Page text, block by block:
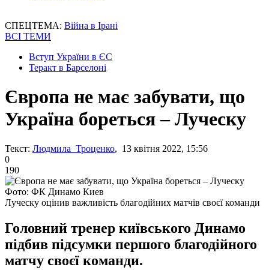
СПЕЦТЕМА: Війна в Ірані
ВСІ ТЕМИ
Вступ України в ЄС
Теракт в Барселоні
Європа не має забувати, що
Україна бореться – Луческу
Текст: Людмила Троценко, 13 квітня 2022, 15:56
0
190
Фото: ФК Динамо Киев
Луческу оцінив важливість благодійних матчів своєї команди
Головний тренер київського Динамо
підбив підсумки першого благодійного
матчу своєї команди.